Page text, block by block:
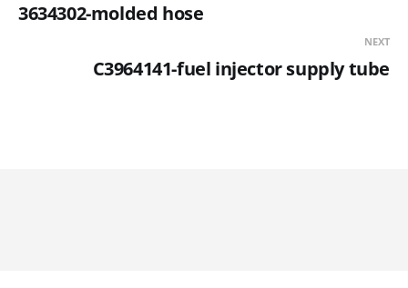
3634302-molded hose
NEXT
C3964141-fuel injector supply tube